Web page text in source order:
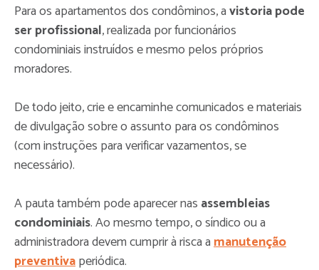
Para os apartamentos dos condôminos, avistoria pode
ser profissional, realizada por funcionários
condominiais instruídos e mesmo pelos próprios
moradores.
De todo jeito, crie e encaminhe comunicados e materiais
de divulgação sobre o assunto para os condôminos
(com instruções para verificar vazamentos, se
necessário).
A pauta também pode aparecer nas assembleias
condominiais. Ao mesmo tempo, o síndico ou a
administradora devem cumprir à risca amanutenção
preventivaperiódica.